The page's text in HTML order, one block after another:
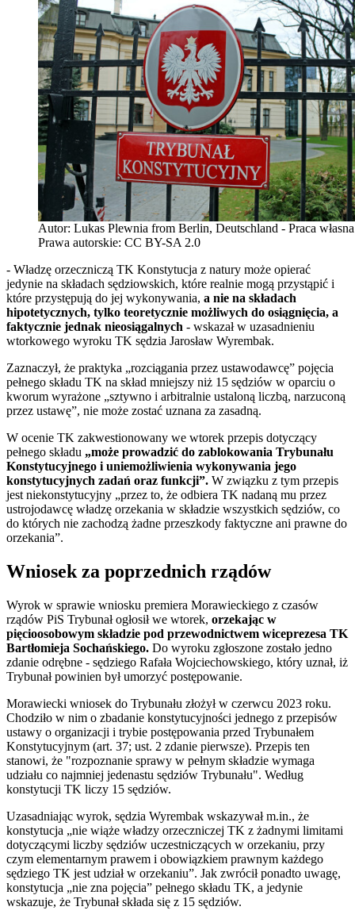
Autor: Lukas Plewnia from Berlin, Deutschland - Praca
Prawa autorskie: CC BY-SA 2.0
- Władzę orzeczniczą TK Konstytucja z natury może opierać
jedynie na składach sędziowskich, które realnie mogą przystąpić i
które przystępują do jej wykonywania, a nie na składach
hipotetycznych, tylko teoretycznie możliwych do osiągnięcia, a
faktycznie jednak nieosiągalnych - wskazał w uzasadnieniu
wtorkowego wyroku TK sędzia Jarosław Wyrembak.
Zaznaczył, że praktyka „rozciągania przez ustawodawcę” pojęcia
pełnego składu TK na skład mniejszy niż 15 sędziów w oparciu o
kworum wyrażone „sztywno i arbitralnie ustaloną liczbą, narzuconą
przez ustawę”, nie może zostać uznana za zasadną.
W ocenie TK zakwestionowany we wtorek przepis dotyczący
pełnego składu „może prowadzić do zablokowania Trybunału
Konstytucyjnego i uniemożliwienia wykonywania jego
konstytucyjnych zadań oraz funkcji”. W związku z tym przepis
jest niekonstytucyjny „przez to, że odbiera TK nadaną mu przez
ustrojodawcę władzę orzekania w składzie wszystkich sędziów, co
do których nie zachodzą żadne przeszkody faktyczne ani prawne do
orzekania”.
Wniosek za poprzednich rządów
Wyrok w sprawie wniosku premiera Morawieckiego z czasów
rządów PiS Trybunał ogłosił we wtorek, orzekając w
pięcioosobowym składzie pod przewodnictwem wiceprezesa TK
Bartłomieja Sochańskiego. Do wyroku zgłoszone zostało jedno
zdanie odrębne - sędziego Rafała Wojciechowskiego, który uznał, iż
Trybunał powinien był umorzyć postępowanie.
Morawiecki wniosek do Trybunału złożył w czerwcu 2023 roku.
Chodziło w nim o zbadanie konstytucyjności jednego z przepisów
ustawy o organizacji i trybie postępowania przed Trybunałem
Konstytucyjnym (art. 37; ust. 2 zdanie pierwsze). Przepis ten
stanowi, że "rozpoznanie sprawy w pełnym składzie wymaga
udziału co najmniej jedenastu sędziów Trybunału". Według
konstytucji TK liczy 15 sędziów.
Uzasadniając wyrok, sędzia Wyrembak wskazywał m.in., że
konstytucja „nie wiąże władzy orzeczniczej TK z żadnymi limitami
dotyczącymi liczby sędziów uczestniczących w orzekaniu, przy
czym elementarnym prawem i obowiązkiem prawnym każdego
sędziego TK jest udział w orzekaniu”. Jak zwrócił ponadto uwagę,
konstytucja „nie zna pojęcia” pełnego składu TK, a jedynie
wskazuje, że Trybunał składa się z 15 sędziów.